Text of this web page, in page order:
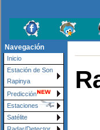
Navegación
Inicio
Estación de Son
Rapinya
Predicción
Estaciones
Satélite